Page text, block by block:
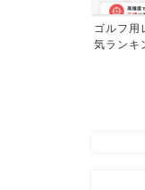
用レーザー距離計おすす
キング2026｜目...